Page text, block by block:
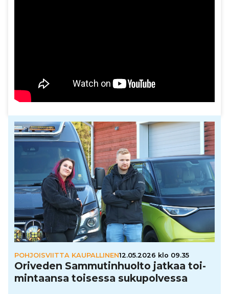
POHJOISVIITTA KAUPALLINEN12.05.2026 klo 09.35
Oriveden Sam­mu­tin­huolto jatkaa toi­
min­taansa toisessa suku­pol­vessa